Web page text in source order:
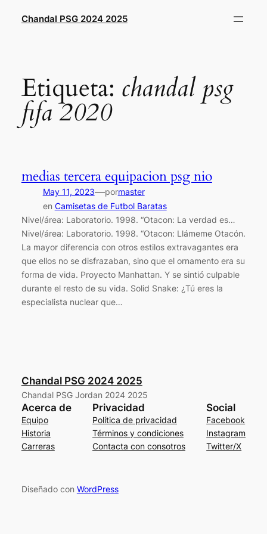
Chandal PSG 2024 2025
Etiqueta: chandal psg
fifa 2020
medias tercera equipacion psg nio
May 11, 2023—pormaster
en Camisetas de Futbol Baratas
Nivel/área: Laboratorio. 1998. “Otacon: La verdad es…
Nivel/área: Laboratorio. 1998. “Otacon: Llámeme Otacón.
La mayor diferencia con otros estilos extravagantes era
que ellos no se disfrazaban, sino que el ornamento era su
forma de vida. Proyecto Manhattan. Y se sintió culpable
durante el resto de su vida. Solid Snake: ¿Tú eres la
especialista nuclear que…
Chandal PSG 2024 2025
Chandal PSG Jordan 2024 2025
Acerca de
Equipo
Historia
Carreras
Privacidad
Política de privacidad
Términos y condiciones
Contacta con consotros
Social
Facebook
Instagram
Twitter/X
Diseñado con WordPress